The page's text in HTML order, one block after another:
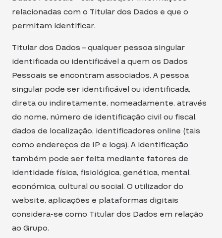
relacionadas com o Titular dos Dados e que o
permitam identificar.
Titular dos Dados – qualquer pessoa singular
identificada ou identificável a quem os Dados
Pessoais se encontram associados. A pessoa
singular pode ser identificável ou identificada,
direta ou indiretamente, nomeadamente, através
do nome, número de identificação civil ou fiscal,
dados de localização, identificadores online (tais
como endereços de IP e logs). A identificação
também pode ser feita mediante fatores de
identidade física, fisiológica, genética, mental,
económica, cultural ou social. O utilizador do
website, aplicações e plataformas digitais
considera-se como Titular dos Dados em relação
ao Grupo.